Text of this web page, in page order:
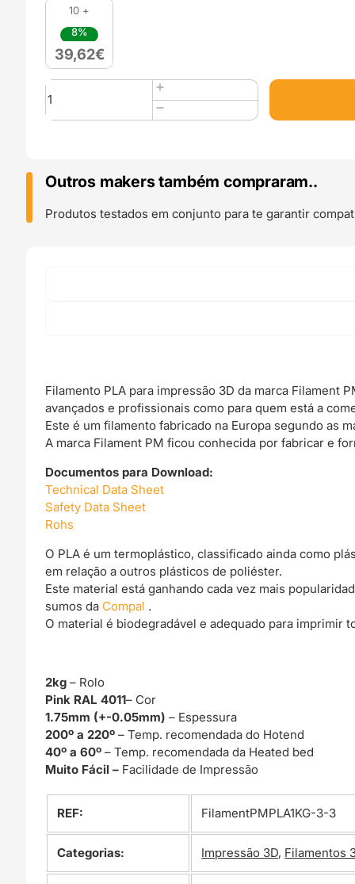
10 +
8%
39,62€
Quantidade
de
PLA
-
Filament
PM
Outros makers também compraram..
Produtos testados em conjunto para te garantir
Filamento PLA para impressão 3D da marca Filament
avançados e profissionais como para quem está a
Este é um filamento fabricado na Europa segundo as
A marca Filament PM ficou conhecida por fabricar e
Documentos para Download:
Technical Data Sheet
Safety Data Sheet
Rohs
O PLA é um termoplástico, classificado ainda como
em relação a outros plásticos de poliéster.
Este material está ganhando cada vez mais
sumos daCompal .
O material é biodegradável e adequado para imprimir
2kg – Rolo
Pink RAL 4011– Cor
1.75mm (+-0.05mm)– Espessura
200º a 220º– Temp. recomendada do Hotend
40º a 60º– Temp. recomendada da Heated bed
Muito Fácil – Facilidade de Impressão
REF: FilamentPMPLA1KG-3-3
Categorias: Impressão 3D, Filamentos